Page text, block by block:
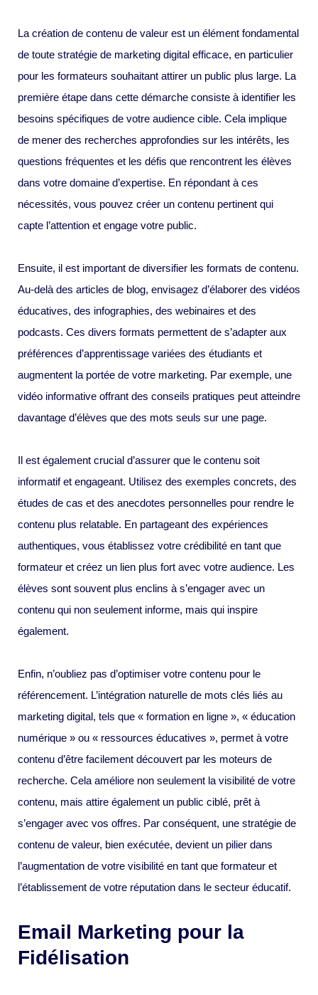
La création de contenu de valeur est un élément fondamental
de toute stratégie de marketing digital efficace, en particulier
pour les formateurs souhaitant attirer un public plus large. La
première étape dans cette démarche consiste à identifier les
besoins spécifiques de votre audience cible. Cela implique
de mener des recherches approfondies sur les intérêts, les
questions fréquentes et les défis que rencontrent les élèves
dans votre domaine d’expertise. En répondant à ces
nécessités, vous pouvez créer un contenu pertinent qui
capte l’attention et engage votre public.
Ensuite, il est important de diversifier les formats de contenu.
Au-delà des articles de blog, envisagez d’élaborer des vidéos
éducatives, des infographies, des webinaires et des
podcasts. Ces divers formats permettent de s’adapter aux
préférences d’apprentissage variées des étudiants et
augmentent la portée de votre marketing. Par exemple, une
vidéo informative offrant des conseils pratiques peut atteindre
davantage d’élèves que des mots seuls sur une page.
Il est également crucial d’assurer que le contenu soit
informatif et engageant. Utilisez des exemples concrets, des
études de cas et des anecdotes personnelles pour rendre le
contenu plus relatable. En partageant des expériences
authentiques, vous établissez votre crédibilité en tant que
formateur et créez un lien plus fort avec votre audience. Les
élèves sont souvent plus enclins à s’engager avec un
contenu qui non seulement informe, mais qui inspire
également.
Enfin, n’oubliez pas d’optimiser votre contenu pour le
référencement. L’intégration naturelle de mots clés liés au
marketing digital, tels que « formation en ligne », « éducation
numérique » ou « ressources éducatives », permet à votre
contenu d’être facilement découvert par les moteurs de
recherche. Cela améliore non seulement la visibilité de votre
contenu, mais attire également un public ciblé, prêt à
s’engager avec vos offres. Par conséquent, une stratégie de
contenu de valeur, bien exécutée, devient un pilier dans
l’augmentation de votre visibilité en tant que formateur et
l’établissement de votre réputation dans le secteur éducatif.
Email Marketing pour la
Fidélisation